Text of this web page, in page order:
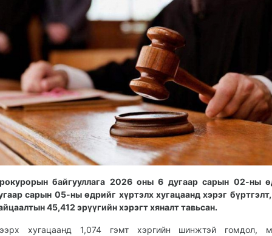
байгууллага 2026 оны 6 дугаар сарын 02-ны
сарын 05-ны өдрийг хүртэлх хугацаанд хэрэг
45,412 эрүүгийн хэрэгт хяналт тавьсан.
хугацаанд 1,074 гэмт хэргийн шинжтэй гомдол,